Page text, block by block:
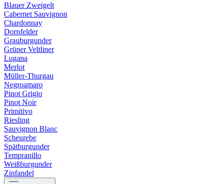
Blauer Zweigelt
Cabernet Sauvignon
Chardonnay
Dornfelder
Grauburgunder
Grüner Veltliner
Lugana
Merlot
Müller-Thurgau
Negroamaro
Pinot Grigio
Pinot Noir
Primitivo
Riesling
Sauvignon Blanc
Scheurebe
Spätburgunder
Tempranillo
Weißburgunder
Zinfandel